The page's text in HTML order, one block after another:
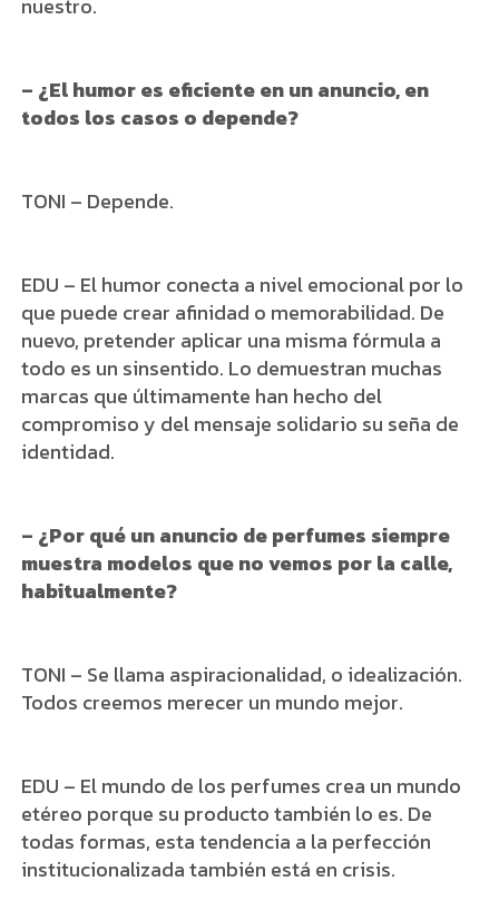
nuestro.
– ¿El humor es eficiente en un anuncio, en
todos los casos o depende?
TONI – Depende.
EDU – El humor conecta a nivel emocional por lo
que puede crear afinidad o memorabilidad. De
nuevo, pretender aplicar una misma fórmula a
todo es un sinsentido. Lo demuestran muchas
marcas que últimamente han hecho del
compromiso y del mensaje solidario su seña de
identidad.
– ¿Por qué un anuncio de perfumes siempre
muestra modelos que no vemos por la calle,
habitualmente?
TONI – Se llama aspiracionalidad, o idealización.
Todos creemos merecer un mundo mejor.
EDU – El mundo de los perfumes crea un mundo
etéreo porque su producto también lo es. De
todas formas, esta tendencia a la perfección
institucionalizada también está en crisis.